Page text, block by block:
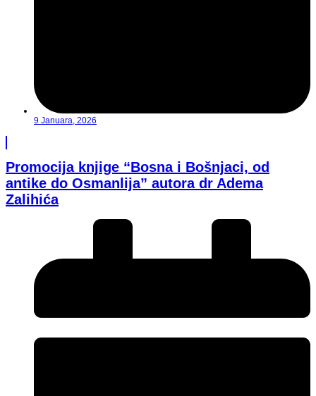
9 Januara, 2026
Promocija knjige “Bosna i Bošnjaci, od
antike do Osmanlija” autora dr Adema
Zalihića